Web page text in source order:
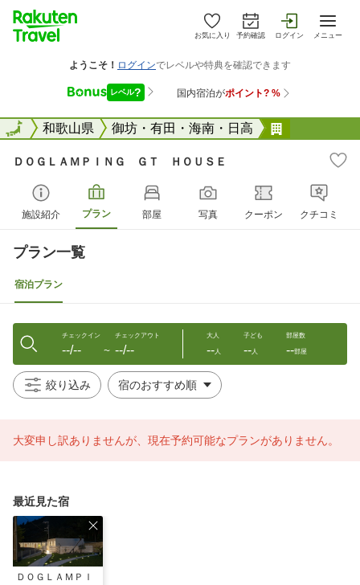
お気に入り 予約確認 ログイン メニュー
全国和歌山県 御坊・有田・海南・日高
全国
ＤＯＧＬＡＭＰＩＮＧ ＧＴ ＨＯＵＳＥ
施設紹介 プラン 部屋 写真 クーポン クチコミ
プラン一覧
宿泊プラン
チェックイン
--/-- 〜
チェックアウト
--/--
大人
--人
子ども
--人
部屋数
--部屋
絞り込み
大変申し訳ありませんが、現在予約可能なプランがありません。
最近見た宿
ＤＯＧＬＡＭＰＩ